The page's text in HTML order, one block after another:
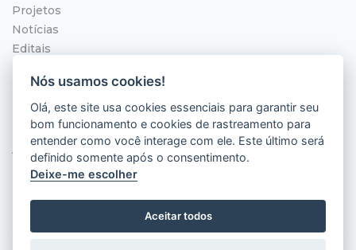
Projetos
Notícias
Editais
Localização
Hospital Universitário Onofre Lopes - HUOL
Av. Nilo Peçanha, 620 - Petrópolis
Natal - RN, 59012-300
Nós usamos cookies!
Olá, este site usa cookies essenciais para garantir seu
bom funcionamento e cookies de rastreamento para
entender como você interage com ele. Este último será
definido somente após o consentimento.
Deixe-me escolher
Aceitar todos